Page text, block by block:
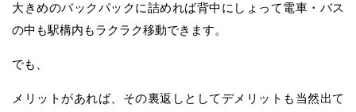
大きめのバックパックに詰めれば背中にしょって電車・バス
の中も駅構内もラクラク移動できます。
でも、
メリットがあれば、その裏返しとしてデメリットも当然出て